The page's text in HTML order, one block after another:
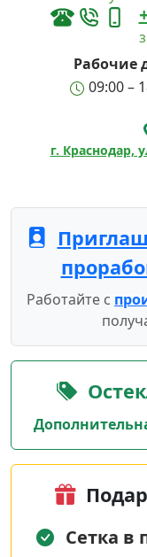
Рабочие
09:00 –
г. Краснодар,
Работайте с
Сетка в